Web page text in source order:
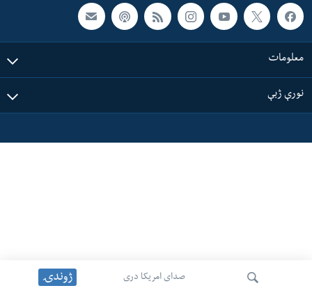
لټون
ځای
ته
لاړ
شئ
له مونږ سره په تماس کې پاتې شئ
ژبې
صدای امریکا دری ژوندۍ
معلومات
نورې ژبې